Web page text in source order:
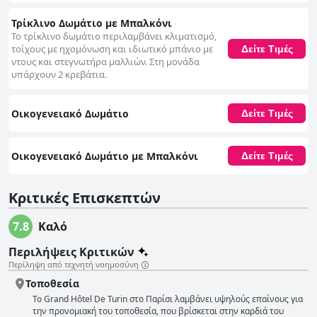
συνδυασμό με το φιλικό προσωπικό και τα υψηλά πρότυπα
καθαριότητας, το καθιστούν μια καλή επιλογή, παρά τα μικρά
μειονεκτήματα, όπως το μεταβλητό WiFi και οι εμπειρίες στο πρωινό.
Τρίκλινο Δωμάτιο με Μπαλκόνι
Το τρίκλινο δωμάτιο περιλαμβάνει κλιματισμό,
τοίχους με ηχομόνωση και ιδιωτικό μπάνιο με
ντους και στεγνωτήρα μαλλιών. Στη μονάδα
υπάρχουν 2 κρεβάτια.
Δείτε Τιμές
Οικογενειακό Δωμάτιο Δείτε Τιμές
Οικογενειακό Δωμάτιο με Μπαλκόνι Δείτε Τιμές
Κριτικές Επισκεπτών
7.8
Καλό
Περιλήψεις Κριτικών
Περίληψη από τεχνητή νοημοσύνη
Τοποθεσία
Το Grand Hôtel De Turin στο Παρίσι λαμβάνει υψηλούς επαίνους για
την προνομιακή του τοποθεσία, που βρίσκεται στην καρδιά του